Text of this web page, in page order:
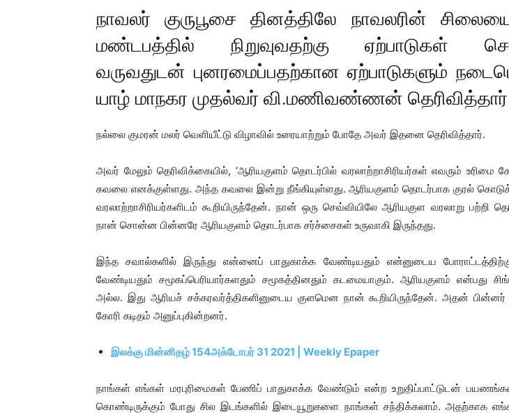
நாவலர் குருபூசை தினத்திலே நாவலரின்
மண்டபத்தில் நிறுவுவதற்கு ஏற்பாடுகள்
வருவதுடன் புனரமைப்பதற்கான ஏற்பாடுகளும்
யாழ் மாநகர முதல்வர் வி.மணிவண்ணன்
நல்லை குமரன் மலர் வெளியீட்டு விழாவில் உரையாற்றும் போதே அவர் இதனை தெரிவித்தார்.
அவர் மேலும் தெரிவிக்கையில், ‘ஆரியகுளம் தொடர்பில் வரலாற்றாசிரியர்கள் எவரும்
கவலை எனக்குள்ளது. அந்த கவலை இன்று நீங்கியுள்ளது. ஆரியகுளம் தொடர்பாக குரல்
வரலாற்றாசிரியர்களிடம் கூறியிருந்தேன். நான் ஒரு செவ்வியிலே ஆரியகுள வரலாறு பற்றி
நான் சொன்ன பின்னரே ஆரியகுளம் தொடர்பாக சர்ச்சைகள் உருவாகி இருந்தது.
இந்த சவால்களில் இருந்து என்னைப் பாதுகாக்க வேண்டியதும் என்னுடைய
வேண்டியதும் சமூகப்பெரியார்களதும் சமூகத்தினதும் கடமையாகும். ஆரியகுளம் என்பது
அல்ல. இது ஆரியச் சக்கரவர்த்திகளினுடைய குளமென நான் கூறியிருந்தேன். அதன்
கோரி கடிதம் அனுப்புகின்றனர்.
இலக்கு மின்னிதழ் 154அக்டோபர் 31 2021 | Weekly Epaper
நாங்கள் எங்கள் மரபுரிமைகள் பேணிப் பாதுகாக்க வேண்டும் என்ற உறுதிப்பாட்டுடன்
கொண்டிருக்கும் போது சில இடங்களில் இடையூறுகளை நாங்கள் சந்திக்கலாம். அதற்காக